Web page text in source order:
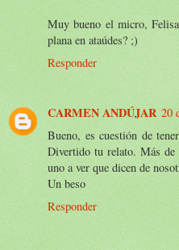
Muy bueno el micro,
plana en ataúdes? ;)
Responder
CARMEN ANDÚJAR 20
Bueno, es cuestión de
Divertido tu relato. Más de
uno a ver que dicen de
Un beso
Responder